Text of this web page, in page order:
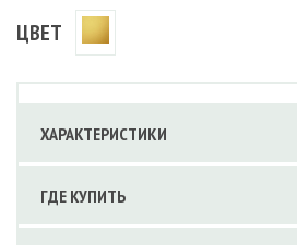
ЦВЕТ
ХАРАКТЕРИСТИКИ
ГДЕ КУПИТЬ